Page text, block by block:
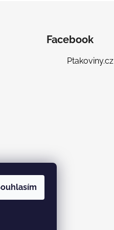
Facebook
Ptakoviny.cz